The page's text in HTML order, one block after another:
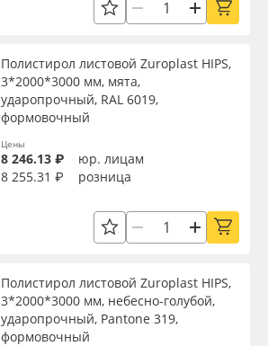
Полистирол листовой Zuroplast HIPS,
3*2000*3000 мм, мята,
ударопрочный, RAL 6019,
формовочный
Цены
8 246.13 ₽
юр. лицам
8 255.31 ₽
розница
Полистирол листовой Zuroplast HIPS,
3*2000*3000 мм, небесно-голубой,
ударопрочный, Pantone 319,
формовочный